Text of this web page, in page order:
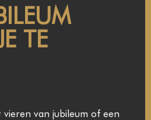
TE
van jubileum of een